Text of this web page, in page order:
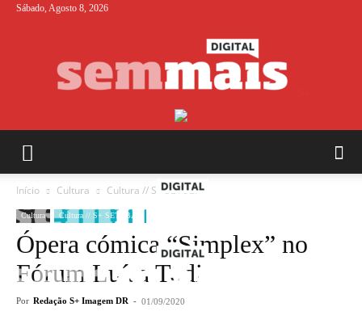
Sábado, Agosto 8, 2026
Início Cultura Cultura // S+ SETÚBAL
Cultura Cultura // S+ SETÚBAL
Ópera cómica “Simplex” no
Fórum Luísa Todi
Por Redação S+ Imagem DR - 01/09/2020